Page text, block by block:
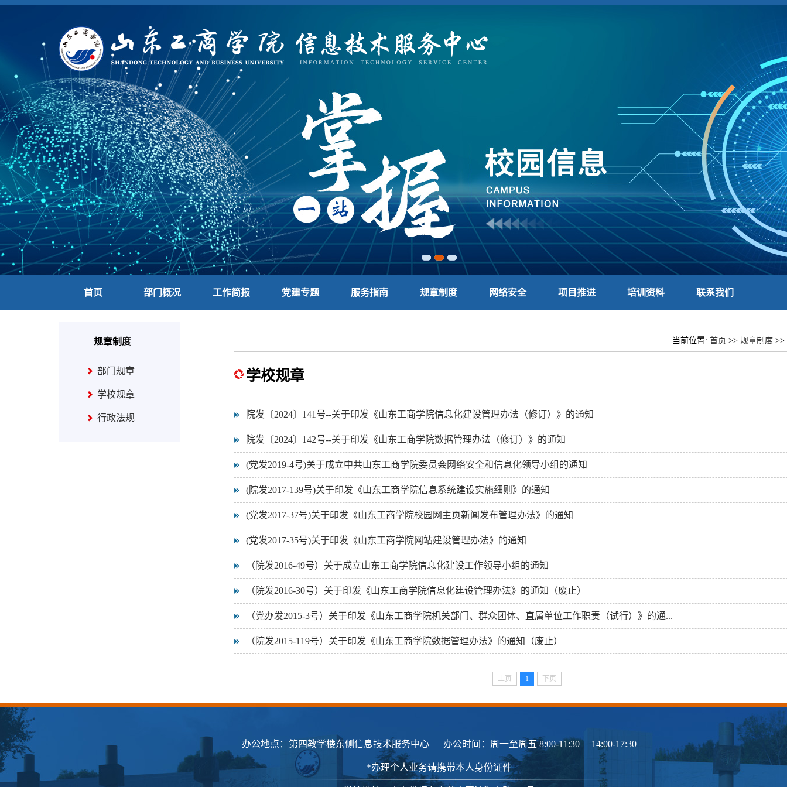
首页 部门概况 工作简报 党建专题 服务指南 规章制度 网络安全 项目推进 培训资料 联系我们
规章制度
部门规章
学校规章
行政法规
当前位置: 首页 >> 规章制度 >>
学校规章
院发〔2024〕141号--关于印发《山东工商学院信息化建设管理办法（修订）》的通知
院发〔2024〕142号--关于印发《山东工商学院数据管理办法（修订）》的通知
(党发2019-4号)关于成立中共山东工商学院委员会网络安全和信息化领导小组的通知
(院发2017-139号)关于印发《山东工商学院信息系统建设实施细则》的通知
(党发2017-37号)关于印发《山东工商学院校园网主页新闻发布管理办法》的通知
(党发2017-35号)关于印发《山东工商学院网站建设管理办法》的通知
（院发2016-49号）关于成立山东工商学院信息化建设工作领导小组的通知
（院发2016-30号）关于印发《山东工商学院信息化建设管理办法》的通知（废止）
（党办发2015-3号）关于印发《山东工商学院机关部门、群众团体、直属单位工作职责（试行）》的通...
（院发2015-119号）关于印发《山东工商学院数据管理办法》的通知（废止）
上页 1 下页
办公地点：第四教学楼东侧信息技术服务中心 办公时间：周一至周五 8:00-11:30 14:00-17:30
*办理个人业务请携带本人身份证件